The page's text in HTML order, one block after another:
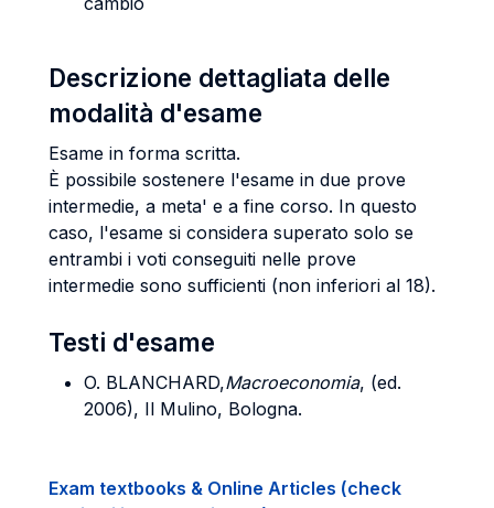
Descrizione dettagliata delle
modalità d'esame
Esame in forma scritta.
È possibile sostenere l'esame in due prove
intermedie, a meta' e a fine corso. In questo
caso, l'esame si considera superato solo se
entrambi i voti conseguiti nelle prove
intermedie sono sufficienti (non inferiori al 18).
Testi d'esame
O. BLANCHARD,Macroeconomia, (ed.
2006), Il Mulino, Bologna.
Exam textbooks & Online Articles (check